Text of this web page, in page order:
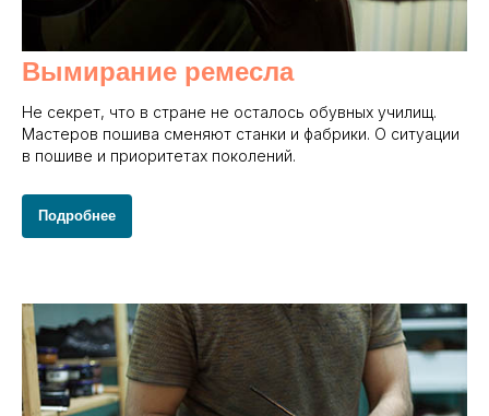
Вымирание ремесла
Не секрет, что в стране не осталось обувных училищ.
Мастеров пошива сменяют станки и фабрики. О ситуации
в пошиве и приоритетах поколений.
Подробнее